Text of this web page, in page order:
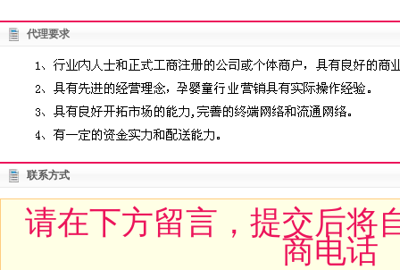
代理要求
联系方式
请在下方留言，提交后将
商电话